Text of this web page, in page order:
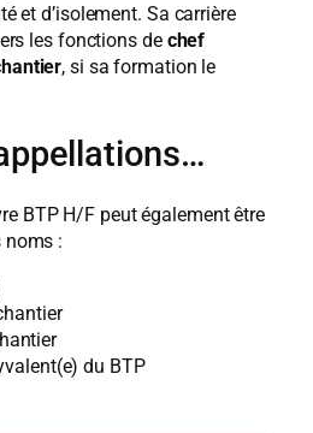
et d’isolement. Sa carrière
les fonctions de chef
, si sa formation le
BTP H/F peut également être
noms :
du BTP